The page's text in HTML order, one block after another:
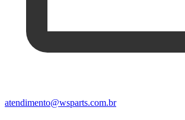
atendimento@wsparts.com.br